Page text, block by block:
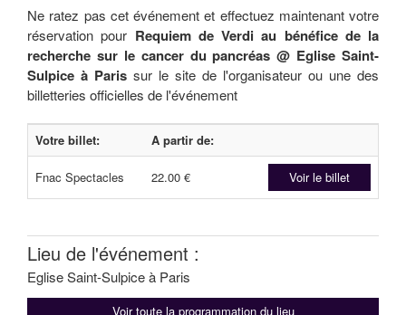
Ne ratez pas cet événement et effectuez maintenant votre
réservation pour Requiem de Verdi au bénéfice de la
recherche sur le cancer du pancréas @ Eglise Saint-
Sulpice à Paris sur le site de l'organisateur ou une des
billetteries officielles de l'événement
Votre billet: A partir de:
Fnac Spectacles 22.00 € Voir le billet
Lieu de l'événement :
Eglise Saint-Sulpice à Paris
Voir toute la programmation du lieu